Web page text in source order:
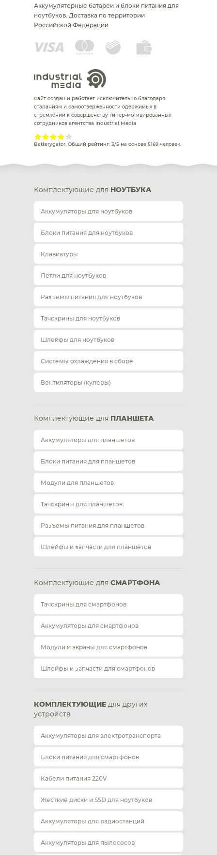
Аккумуляторные батареи и блоки питания для
ноутбуков. Доставка по территории
Российской Федерации
Сайт создан и работает исключительно благодаря
стараниям и самоотверженности одержимых в
стремлении к совершенству гипер-мотивированных
сотрудников агентства Industrial Media
Batterygator. Общий рейтинг: 3/5 на основе 5169 человек.
Комплектующие для НОУТБУКА
Аккумуляторы для ноутбуков
Блоки питания для ноутбуков
Клавиатуры
Петли для ноутбуков
Разъемы питания для ноутбуков
Тачскрины для ноутбуков
Шлейфы для ноутбуков
Системы охлаждения в сборе
Вентиляторы (кулеры)
Комплектующие для ПЛАНШЕТА
Аккумуляторы для планшетов
Блоки питания для планшетов
Модули для планшетов
Тачскрины для планшетов
Разъемы питания для планшетов
Шлейфы и запчасти для планшетов
Комплектующие для СМАРТФОНА
Тачскрины для смартфонов
Аккумуляторы для смартфонов
Модули и экраны для смартфонов
Шлейфы и запчасти для смартфонов
КОМПЛЕКТУЮЩИЕ для других
устройств
Аккумуляторы для электротранспорта
Блоки питания для смартфонов
Кабели питания 220V
Жесткие диски и SSD для ноутбуков
Аккумуляторы для радиостанций
Аккумуляторы для пылесосов